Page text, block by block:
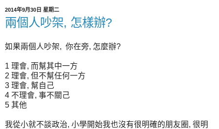
2014年9月30日 星期二
兩個人吵架, 怎樣辦?
如果兩個人吵架, 你在旁, 怎麼辦?
1 理會, 而幫其中一方
2 理會, 但不幫任何一方
3 理會, 幫自己
4 不理會, 事不關己
5 其他
我從小就不談政治, 小學開始我也沒有很明確的朋友圈, 很明